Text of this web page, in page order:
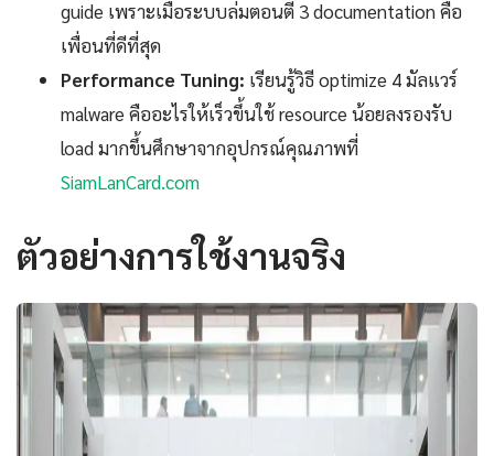
guide เพราะเมื่อระบบล่มตอนตี 3 documentation คือ
เพื่อนที่ดีที่สุด
Performance Tuning: เรียนรู้วิธี optimize 4 มัลแวร์
malware คืออะไรให้เร็วขึ้นใช้ resource น้อยลงรองรับ
load มากขึ้นศึกษาจากอุปกรณ์คุณภาพที่
SiamLanCard.com
ตัวอย่างการใช้งานจริง